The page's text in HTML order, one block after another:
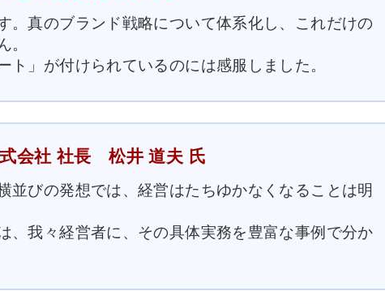
。真のブランド戦略について体系化し、これだけの
。
」が付けられているのには感服しました。
式会社 社長 松井 道夫 氏
並びの発想では、経営はたちゆかなくなることは明
、我々経営者に、その具体実務を豊富な事例で分か